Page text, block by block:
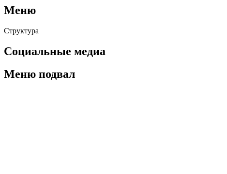
Меню
Структура
Социальные медиа
Меню подвал